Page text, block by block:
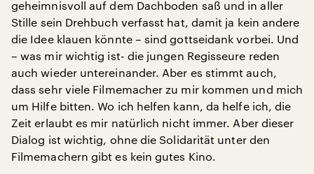
geheimnisvoll auf dem Dachboden saß und in aller
Stille sein Drehbuch verfasst hat, damit ja kein andere
die Idee klauen könnte – sind gottseidank vorbei. Und
– was mir wichtig ist- die jungen Regisseure reden
auch wieder untereinander. Aber es stimmt auch,
dass sehr viele Filmemacher zu mir kommen und mich
um Hilfe bitten. Wo ich helfen kann, da helfe ich, die
Zeit erlaubt es mir natürlich nicht immer. Aber dieser
Dialog ist wichtig, ohne die Solidarität unter den
Filmemachern gibt es kein gutes Kino.